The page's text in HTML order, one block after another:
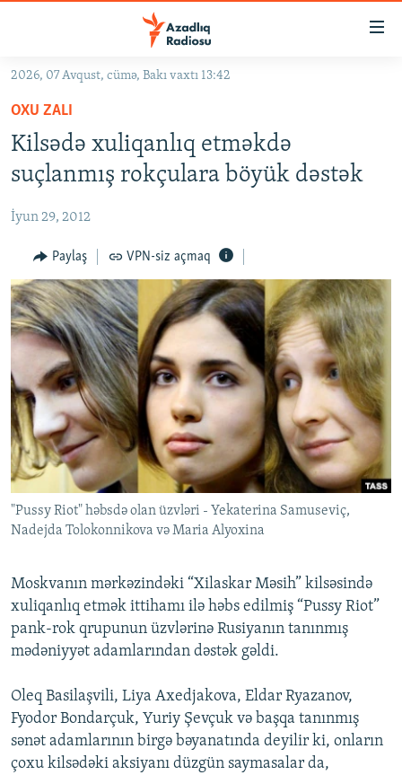
Əsas
qayıt
Əsas
naviqasiyaya
qayıt
Axtarışa
keç
#İZAHLA
KORRUPSIOMETR
#ƏSLINDƏ
FƏRQƏ BAX
QANUNI DOĞRU
ARAŞDIRMA
MULTIMEDIA
VIDEO
FOTOQALEREYA
İNFOQRAFIKA
KARIKATURA
RADIO ARXIV
OXU ZALI
AZƏRBAYCAN ƏDƏBIYYATI KITABXANASI
İSLAM VƏ DEMOKRATIYA
İZ - MƏDƏNIYYƏT PROQRAMI
HAQQIMIZDA
MISSIYAMIZ
PEŞƏ ETIKASI VƏ JURNALISTIKA STANDARTLARIMIZ
MATERIALLARIMIZDAN ISTIFADƏ
AZADLIQRADIOSU MOBIL TELEFONUNUZDA
XƏBƏR BÜLLETENLƏRIMIZ
BIZI IZLƏ
RFE/RL-in bütün saytları
2026, 07 Avqust, cümə, Bakı vaxtı 13:42
OXU ZALI
Kilsədə xuliqanlıq etməkdə
suçlanmış rokçulara böyük dəstək
İyun 29, 2012
Paylaş VPN-siz açmaq
"Pussy Riot" həbsdə olan üzvləri - Yekaterina Samuseviç,
Nadejda Tolokonnikova və Maria Alyoxina
Moskvanın mərkəzindəki “Xilaskar Məsih” kilsəsində
xuliqanlıq etmək ittihamı ilə həbs edilmiş “Pussy Riot”
pank-rok qrupunun üzvlərinə Rusiyanın tanınmış
mədəniyyət adamlarından dəstək gəldi.
Oleq Basilaşvili, Liya Axedjakova, Eldar Ryazanov,
Fyodor Bondarçuk, Yuriy Şevçuk və başqa tanınmış
sənət adamlarının birgə bəyanatında deyilir ki, onların
çoxu kilsədəki aksiyanı düzgün saymasalar da,